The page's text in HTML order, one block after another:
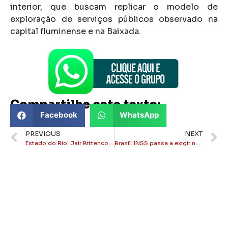
interior, que buscam replicar o modelo de
exploração de serviços públicos observado na
capital fluminense e na Baixada.
Compartilhe este texto:
Facebook WhatsApp
PREVIOUS
Estado do Rio: Jair Bittencourt assume comissão da Alerj para fiscalização de gastos públicos
NEXT
Brasil: INSS passa a exigir nova Carteira de Identidade (CIN) para concessão de benefícios